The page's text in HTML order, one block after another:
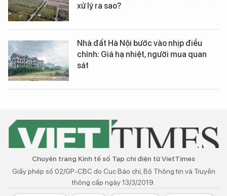
xử lý ra sao?
Nhà đất Hà Nội bước vào nhịp điều
chỉnh: Giá hạ nhiệt, người mua quan
sát
Chuyên trang Kinh tế số Tạp chí điện tử VietTimes
Giấy phép số 02/GP-CBC do Cục Báo chí, Bộ Thông tin và Truyền
thông cấp ngày 13/3/2019.